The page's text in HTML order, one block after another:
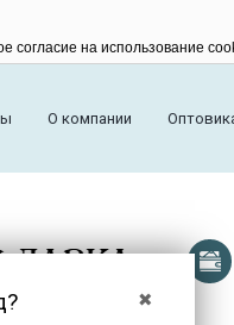
согласие на использование
О компании
✖